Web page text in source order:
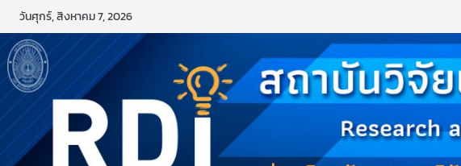
Skip
to
content
วันศุกร์, สิงหาคม 7, 2026